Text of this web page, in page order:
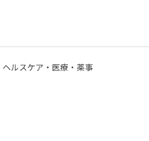
ルスケア・医療・薬事